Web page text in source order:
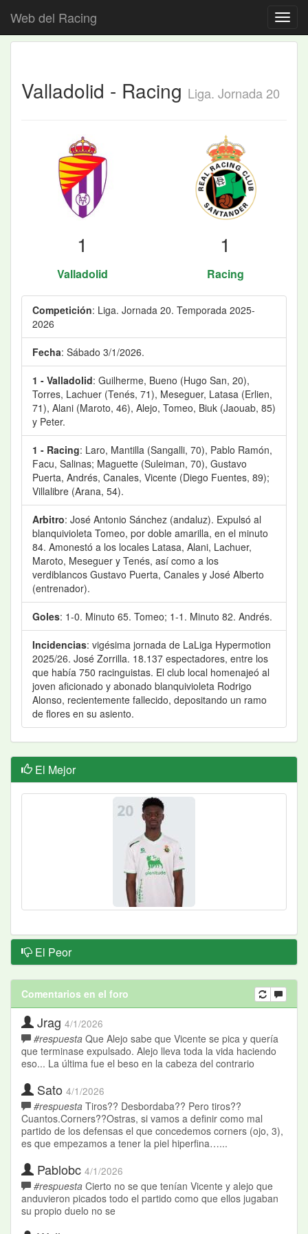
Web del Racing
Valladolid - Racing Liga. Jornada 20
1 1
Valladolid Racing
Competición: Liga. Jornada 20. Temporada 2025-
2026
Fecha: Sábado 3/1/2026.
1 - Valladolid: Guilherme, Bueno (Hugo San, 20),
Torres, Lachuer (Tenés, 71), Meseguer, Latasa (Erlien,
71), Alani (Maroto, 46), Alejo, Tomeo, Biuk (Jaouab, 85)
y Peter.
1 - Racing: Laro, Mantilla (Sangalli, 70), Pablo Ramón,
Facu, Salinas; Maguette (Suleiman, 70), Gustavo
Puerta, Andrés, Canales, Vicente (Diego Fuentes, 89);
Villalibre (Arana, 54).
Arbitro: José Antonio Sánchez (andaluz). Expulsó al
blanquivioleta Tomeo, por doble amarilla, en el minuto
84. Amonestó a los locales Latasa, Alani, Lachuer,
Maroto, Meseguer y Tenés, así como a los
verdiblancos Gustavo Puerta, Canales y José Alberto
(entrenador).
Goles: 1-0. Minuto 65. Tomeo; 1-1. Minuto 82. Andrés.
Incidencias: vigésima jornada de LaLiga Hypermotion
2025/26. José Zorrilla. 18.137 espectadores, entre los
que había 750 racinguistas. El club local homenajeó al
joven aficionado y abonado blanquivioleta Rodrigo
Alonso, recientemente fallecido, depositando un ramo
de flores en su asiento.
El Mejor
El Peor
Comentarios en el foro
Jrag 4/1/2026
#respuesta Que Alejo sabe que Vicente se pica y quería
que terminase expulsado. Alejo lleva toda la vida haciendo
eso... La última fue el beso en la cabeza del contrario
Sato 4/1/2026
#respuesta Tiros?? Desbordaba?? Pero tiros??
Cuantos.Corners??Ostras, si vamos a definir como mal
partido de los defensas el que concedemos corners (ojo, 3),
es que empezamos a tener la piel hiperfina…...
Pablobc 4/1/2026
#respuesta Cierto no se que tenían Vicente y alejo que
anduvieron picados todo el partido como que ellos jugaban
su propio duelo no se